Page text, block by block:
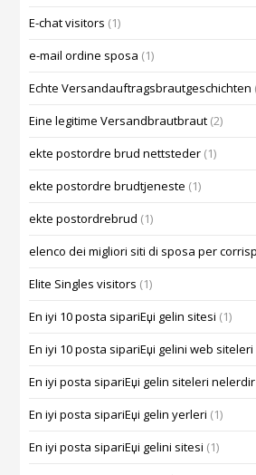
E-chat visitors (1)
e-mail ordine sposa (1)
Echte Versandauftragsbrautgeschichten
Eine legitime Versandbrautbraut (2)
ekte postordre brud nettsteder (1)
ekte postordre brudtjeneste (1)
ekte postordrebrud (1)
elenco dei migliori siti di sposa per
Elite Singles visitors (1)
En iyi 10 posta sipariЕџi gelin sitesi (1)
En iyi 10 posta sipariЕџi gelini web siteleri
En iyi posta sipariЕџi gelin siteleri nelerdir
En iyi posta sipariЕџi gelin yerleri (1)
En iyi posta sipariЕџi gelini sitesi (1)